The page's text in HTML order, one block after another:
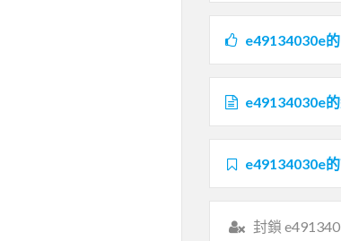
e49134030e
e49134030e
e49134030e
封鎖